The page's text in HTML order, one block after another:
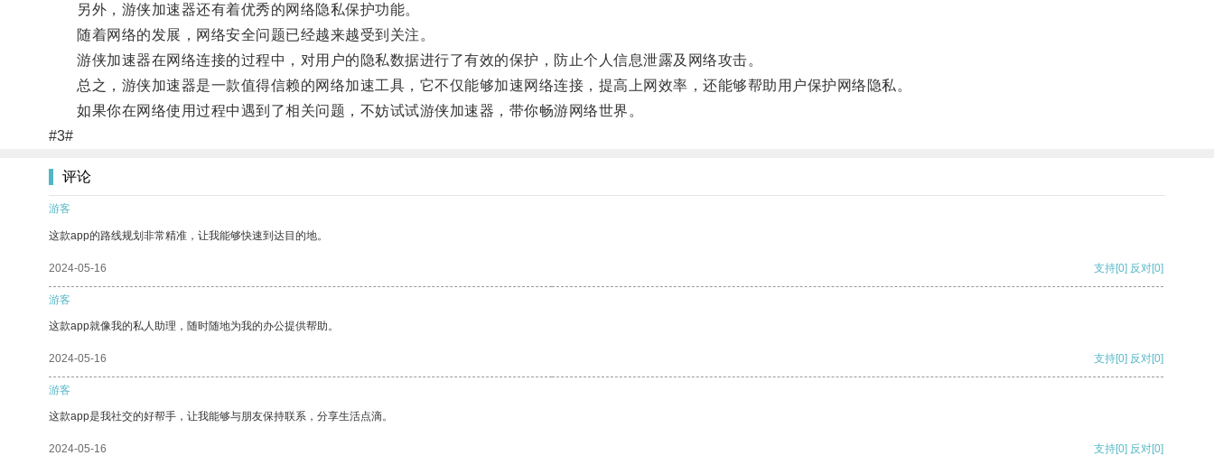
另外，游侠加速器还有着优秀的网络隐私保护功能。
随着网络的发展，网络安全问题已经越来越受到关注。
游侠加速器在网络连接的过程中，对用户的隐私数据进行了有效的保护，防止个人信息泄露及网络攻击。
总之，游侠加速器是一款值得信赖的网络加速工具，它不仅能够加速网络连接，提高上网效率，还能够帮助用户保护网络隐私。
如果你在网络使用过程中遇到了相关问题，不妨试试游侠加速器，带你畅游网络世界。
#3#
评论
游客
这款app的路线规划非常精准，让我能够快速到达目的地。
2024-05-16 支持[0] 反对[0]
游客
这款app就像我的私人助理，随时随地为我的办公提供帮助。
2024-05-16 支持[0] 反对[0]
游客
这款app是我社交的好帮手，让我能够与朋友保持联系，分享生活点滴。
2024-05-16 支持[0] 反对[0]